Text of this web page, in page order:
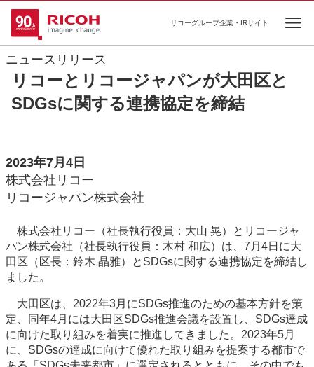
リコーグループ企業・IRサイト
ニュースリリース
リコーとリコージャパンが大田区と
SDGsに関する連携協定を締結
2023年7月4日
株式会社リコー
リコージャパン株式会社
株式会社リコー（社長執行役員：大山 晃）とリコージャ
パン株式会社（社長執行役員：木村 和広）は、7月4日に大
田区（区長：鈴木 晶雅）とSDGsに関する連携協定を締結し
ました。
大田区は、2022年3月にSDGs推進のための基本方針を策
定、同年4月には大田区SDGs推進会議を設置し、SDGs達成
に向けた取り組みを着実に推進してきました。2023年5月
に、SDGsの達成に向けて優れた取り組みを提案する都市で